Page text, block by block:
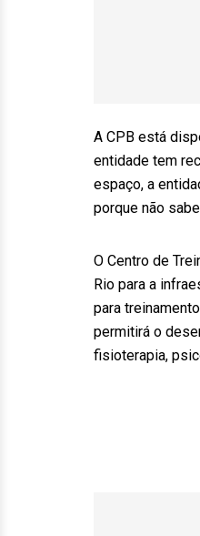
A CPB está
entidade tem
espaço, a
porque não
O Centro de
Rio para a
para
permitirá o
fisioterapia,